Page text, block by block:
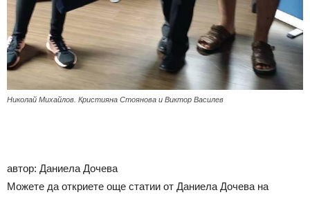
Николай Михайлов. Кристияна Стоянова и Виктор Василев
автор: Даниела Дочева
Можете да откриете още статии от Даниела Дочева на